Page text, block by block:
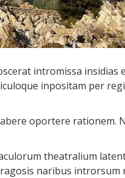
intromissa
inpositam per
oportere rationem.
theatralium
naribus introrsum